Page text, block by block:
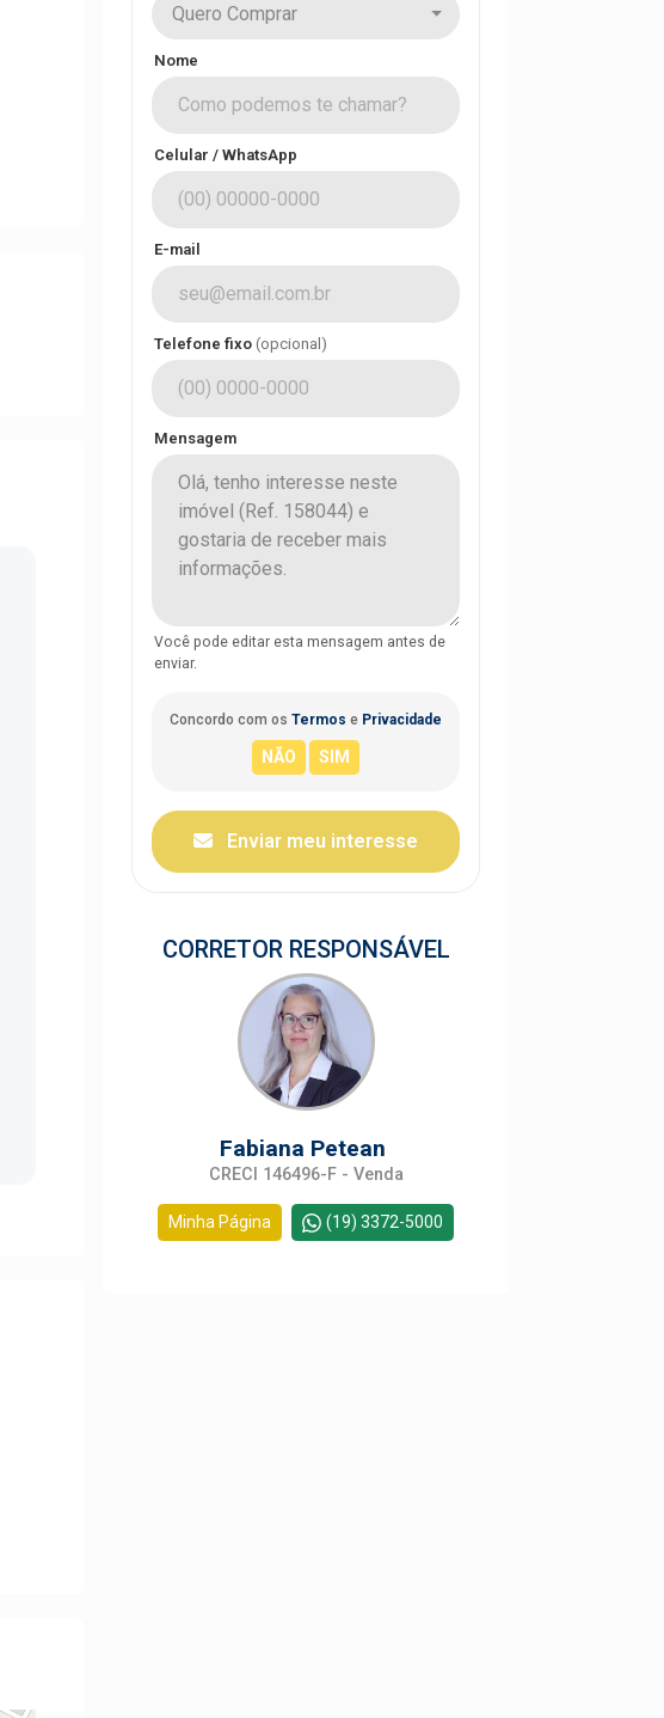
Quero Comprar
Nome
Celular / WhatsApp
E-mail
Telefone fixo (opcional)
Mensagem
Você pode editar esta mensagem antes de
enviar.
Concordo com os Termos e Privacidade
Enviar meu interesse
CORRETOR RESPONSÁVEL
Fabiana Petean
CRECI 146496-F - Venda
Minha Página (19) 3372-5000